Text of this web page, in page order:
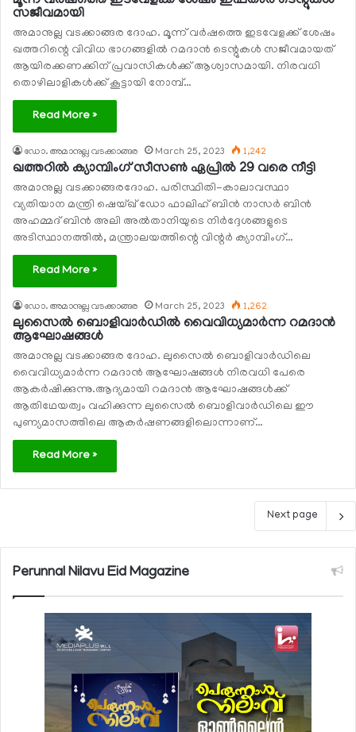
സജീവമായി
അമാനുല്ല വടക്കാങ്ങര ദോഹ. മൂന്ന് വര്‍ഷത്തെ ഇടവേളക്ക് ശേഷം
ഖത്തറിന്റെ വിവിധ ഭാഗങ്ങളില്‍ റമദാന്‍ ടെന്റുകള്‍ സജീവമായത്
ആയിരക്കണക്കിന് പ്രവാസികള്‍ക്ക് ആശ്വാസമായി. നിരവധി
തൊഴിലാളികള്‍ക്ക് കൂട്ടായി നോമ്പ്…
Read More »
ഡോ. അമാനുല്ല വടക്കാങ്ങര March 25, 2023 1,242
ഖത്തറില്‍ ക്യാമ്പിംഗ് സീസണ്‍ ഏപ്രില്‍ 29 വരെ നീട്ടി
അമാനുല്ല വടക്കാങ്ങരദോഹ. പരിസ്ഥിതി-കാലാവസ്ഥാ
വ്യതിയാന മന്ത്രി ഷെയ്ഖ് ഡോ ഫാലിഹ് ബിന്‍ നാസര്‍ ബിന്‍
അഹമ്മദ് ബിന്‍ അലി അല്‍താനിയുടെ നിര്‍ദ്ദേശങ്ങളുടെ
അടിസ്ഥാനത്തില്‍, മന്ത്രാലയത്തിന്റെ വിന്റര്‍ ക്യാമ്പിംഗ്…
Read More »
ഡോ. അമാനുല്ല വടക്കാങ്ങര March 25, 2023 1,262
ലുസൈല്‍ ബൊളിവാര്‍ഡില്‍ വൈവിധ്യമാര്‍ന്ന റമദാന്‍
ആഘോഷങ്ങള്‍
അമാനുല്ല വടക്കാങ്ങര ദോഹ. ലുസൈല്‍ ബൊളിവാര്‍ഡിലെ
വൈവിധ്യമാര്‍ന്ന റമദാന്‍ ആഘോഷങ്ങള്‍ നിരവധി പേരെ
ആകര്‍ഷിക്കുന്നു.ആദ്യമായി റമദാന്‍ ആഘോഷങ്ങള്‍ക്ക്
ആതിഥേയത്വം വഹിക്കുന്ന ലുസൈല്‍ ബൊളിവാര്‍ഡിലെ ഈ
പുണ്യമാസത്തിലെ ആകര്‍ഷണങ്ങളിലൊന്നാണ്…
Read More »
Next page
Perunnal Nilavu Eid Magazine